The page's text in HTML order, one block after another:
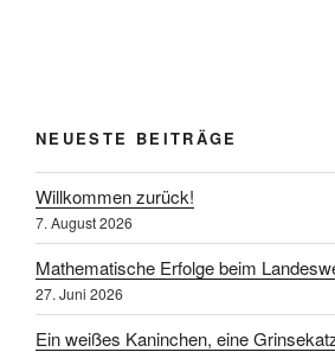
NEUESTE BEITRÄGE
Willkommen zurück!
7. August 2026
Mathematische Erfolge beim
27. Juni 2026
Ein weißes Kaninchen, eine